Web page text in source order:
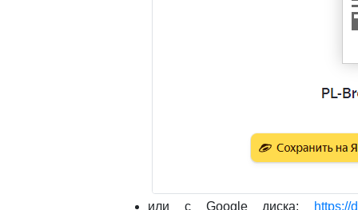
или с Google диска:
https://